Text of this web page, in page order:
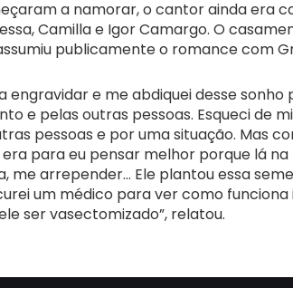
a namorar, o cantor ainda era
Camilla e Igor Camargo. O
publicamente o romance com
engravidar e me abdiquei desse sonho
e pelas outras pessoas. Esqueci de
pessoas e por uma situação. Mas
era para eu pensar melhor porque lá
me arrepender… Ele plantou essa
um médico para ver como funciona
ser vasectomizado”, relatou.